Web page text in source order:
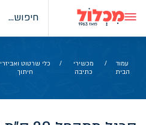
content
עמוד
הבית
/
מכשירי
כתיבה
/
כלי שרטוט ואביזרי
חיתוך